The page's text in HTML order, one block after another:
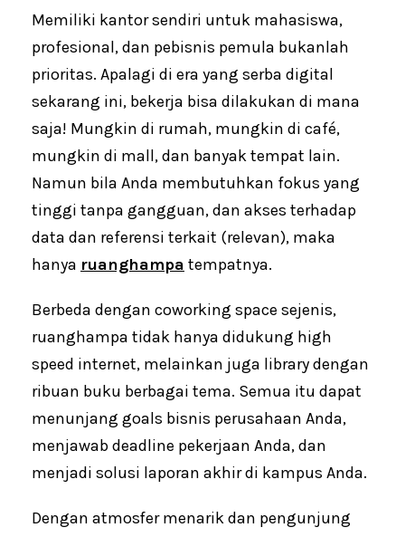
Memiliki kantor sendiri untuk mahasiswa,
profesional, dan pebisnis pemula bukanlah
prioritas. Apalagi di era yang serba digital
sekarang ini, bekerja bisa dilakukan di mana
saja! Mungkin di rumah, mungkin di café,
mungkin di mall, dan banyak tempat lain.
Namun bila Anda membutuhkan fokus yang
tinggi tanpa gangguan, dan akses terhadap
data dan referensi terkait (relevan), maka
hanya ruanghampa tempatnya.
Berbeda dengan coworking space sejenis,
ruanghampa tidak hanya didukung high
speed internet, melainkan juga library dengan
ribuan buku berbagai tema. Semua itu dapat
menunjang goals bisnis perusahaan Anda,
menjawab deadline pekerjaan Anda, dan
menjadi solusi laporan akhir di kampus Anda.
Dengan atmosfer menarik dan pengunjung